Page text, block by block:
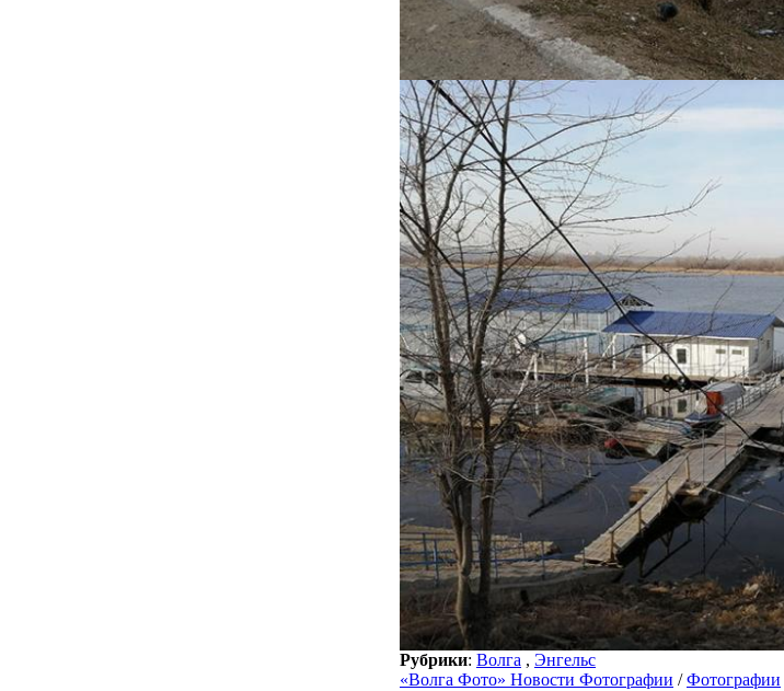
Рубрики: Волга , Энгельс
«Волга Фото» Новости Фотографии /Фотографии